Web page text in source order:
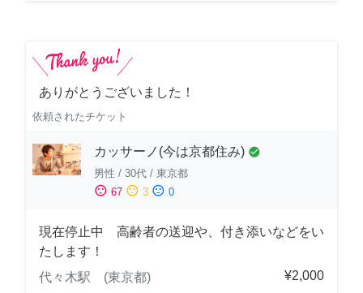
ありがとうございました！
依頼されたチケット
カッサーノ(今は京都住み) check_circle
男性 / 30代 / 東京都
sentiment_satisfied 67 sentiment_neutral 3 sentiment_dissatisfied 0
現在停止中 高齢者の送迎や、付き添いなどをい
たします！
代々木駅 (東京都)
¥2,000